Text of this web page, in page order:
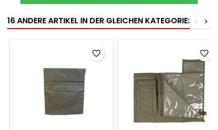
16 ANDERE ARTIKEL IN DER GLEICHEN KATEGORIE: >
<
favorite_border favorite_border